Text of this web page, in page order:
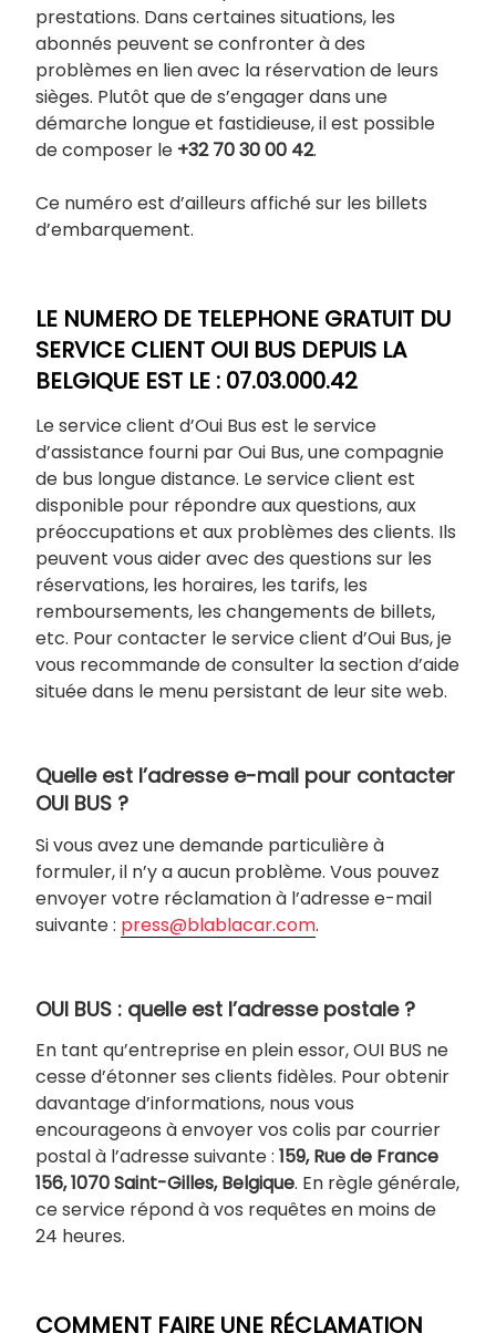
prestations. Dans certaines situations, les
abonnés peuvent se confronter à des
problèmes en lien avec la réservation de leurs
sièges. Plutôt que de s’engager dans une
démarche longue et fastidieuse, il est possible
de composer le +32 70 30 00 42.
Ce numéro est d’ailleurs affiché sur les billets
d’embarquement.
LE NUMERO DE TELEPHONE GRATUIT DU
SERVICE CLIENT OUI BUS DEPUIS LA
BELGIQUE EST LE : 07.03.000.42
Le service client d’Oui Bus est le service
d’assistance fourni par Oui Bus, une compagnie
de bus longue distance. Le service client est
disponible pour répondre aux questions, aux
préoccupations et aux problèmes des clients. Ils
peuvent vous aider avec des questions sur les
réservations, les horaires, les tarifs, les
remboursements, les changements de billets,
etc. Pour contacter le service client d’Oui Bus, je
vous recommande de consulter la section d’aide
située dans le menu persistant de leur site web.
Quelle est l’adresse e-mail pour contacter
OUI BUS ?
Si vous avez une demande particulière à
formuler, il n’y a aucun problème. Vous pouvez
envoyer votre réclamation à l’adresse e-mail
suivante : press@blablacar.com.
OUI BUS : quelle est l’adresse postale ?
En tant qu’entreprise en plein essor, OUI BUS ne
cesse d’étonner ses clients fidèles. Pour obtenir
davantage d’informations, nous vous
encourageons à envoyer vos colis par courrier
postal à l’adresse suivante : 159, Rue de France
156, 1070 Saint-Gilles, Belgique. En règle générale,
ce service répond à vos requêtes en moins de
24 heures.
COMMENT FAIRE UNE RÉCLAMATION